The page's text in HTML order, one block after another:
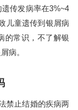
传发病率在3%~4
儿童遗传到银屑病
的常识，不了解银
病。
禁止结婚的疾病两